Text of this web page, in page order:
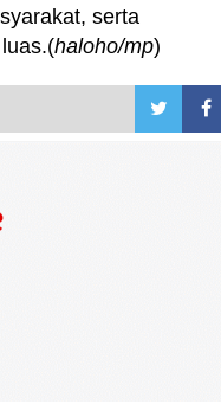
serta
haloho/mp)